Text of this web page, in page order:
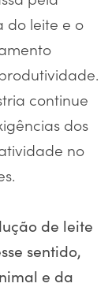
do leite e o
continue
dos
no
de leite
sentido,
e da